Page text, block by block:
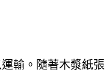
輸。隨著木漿紙張